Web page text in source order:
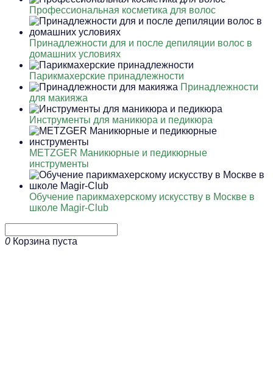
Профессиональная косметика для волос
Принадлежности для и после депиляции волос в
домашних условиях
Парикмахерские принадлежности
Принадлежности
для макияжа
Инструменты для маникюра и педикюра
METZGER Маникюрные и педикюрные
инструменты
Обучение парикмахерскому искусству в Москве в
школе Magir-Club
0 Корзина пуста